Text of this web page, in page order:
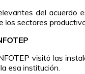
del acuerdo
los sectores
visitó las
esa institución.